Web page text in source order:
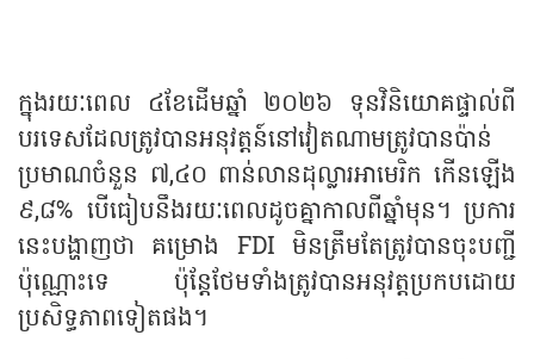
ក្នុងរយៈពេល ៤ខែដើមឆ្នាំ ២០២៦ ទុន​វិនិយោគផ្ទាល់ពី
បរទេសដែល​ត្រូវបាន​អនុវត្តន៍នៅវៀតណាម​ត្រូវបានប៉ាន់​
ប្រមាណចំនួន ៧,៤០ ពាន់លានដុល្លារអាមេរិក កើនឡើង
៩,៨% បើធៀបនឹងរយៈពេលដូចគ្នាកាលពីឆ្នាំមុន។ ប្រការ​
នេះបង្ហាញថា គម្រោង FDI មិនត្រឹមតែត្រូវបានចុះបញ្ជី
ប៉ុណ្ណោះទេ ប៉ុន្តែថែមទាំងត្រូវបានអនុវត្តប្រកបដោយ
ប្រសិទ្ធភាពទៀត​ផង។